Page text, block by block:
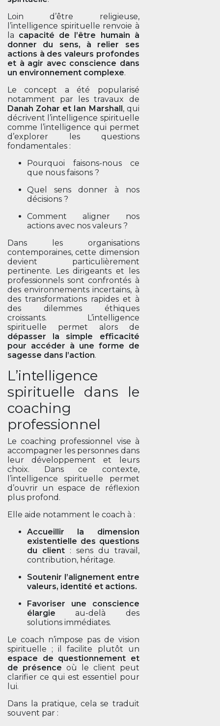
Loin d’être religieuse,
l’intelligence spirituelle renvoie à
la capacité de l’être humain à
donner du sens, à relier ses
actions à des valeurs profondes
et à agir avec conscience dans
un environnement complexe.
Le concept a été popularisé
notamment par les travaux de
Danah Zohar et Ian Marshall, qui
décrivent l’intelligence spirituelle
comme l’intelligence qui permet
d’explorer les questions
fondamentales :
Pourquoi faisons-nous ce
que nous faisons ?
Quel sens donner à nos
décisions ?
Comment aligner nos
actions avec nos valeurs ?
Dans les organisations
contemporaines, cette dimension
devient particulièrement
pertinente. Les dirigeants et les
professionnels sont confrontés à
des environnements incertains, à
des transformations rapides et à
des dilemmes éthiques
croissants. L’intelligence
spirituelle permet alors de
dépasser la simple efficacité
pour accéder à une forme de
sagesse dans l’action.
L’intelligence
spirituelle dans le
coaching
professionnel
Le coaching professionnel vise à
accompagner les personnes dans
leur développement et leurs
choix. Dans ce contexte,
l’intelligence spirituelle permet
d’ouvrir un espace de réflexion
plus profond.
Elle aide notamment le coach à :
Accueillir la dimension
existentielle des questions
du client: sens du travail,
contribution, héritage.
Soutenir l’alignement entre
valeurs, identité et actions.
Favoriser une conscience
élargie au-delà des
solutions immédiates.
Le coach n’impose pas de vision
spirituelle ; il facilite plutôt un
espace de questionnement et
de présence où le client peut
clarifier ce qui est essentiel pour
lui.
Dans la pratique, cela se traduit
souvent par :